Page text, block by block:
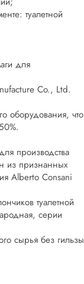
туалетной
для
Co., Ltd.
оборудования, что
производства
из признанных
Alberto Consani
туалетной
серии
сырья без гильзы